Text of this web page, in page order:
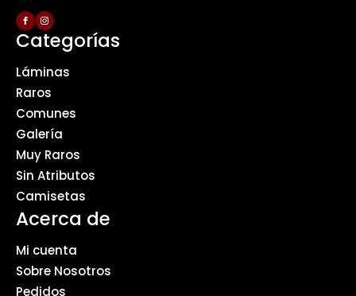
Categorías
Láminas
Raros
Comunes
Galería
Muy Raros
Sin Atributos
Camisetas
Acerca de
Mi cuenta
Sobre Nosotros
Pedidos